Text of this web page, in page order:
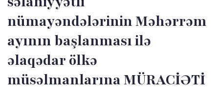
nümayəndələrinin Məhərrəm
ayının başlanması ilə
əlaqədar ölkə
müsəlmanlarına MÜRACİƏTİ